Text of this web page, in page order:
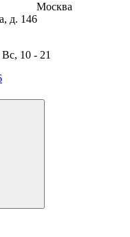
Москва
д. 146
10 - 21